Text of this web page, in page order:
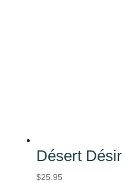
Désert Désir
$25.95